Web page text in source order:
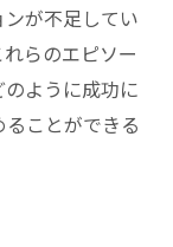
が不足してい
らのエピソー
ように成功に
ことができる